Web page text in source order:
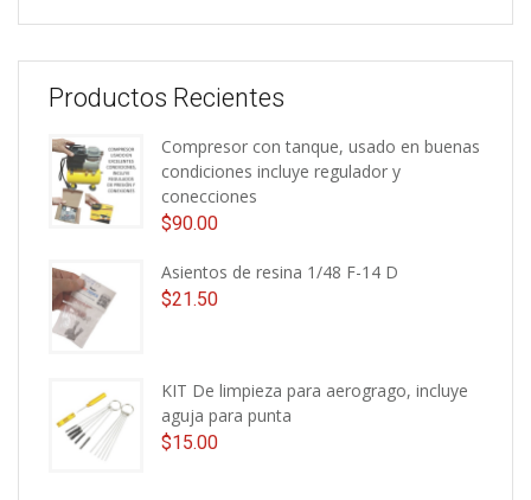
Productos Recientes
Compresor con tanque, usado en buenas
condiciones incluye regulador y
conecciones
$90.00
Asientos de resina 1/48 F-14 D
$21.50
KIT De limpieza para aerogrago, incluye
aguja para punta
$15.00